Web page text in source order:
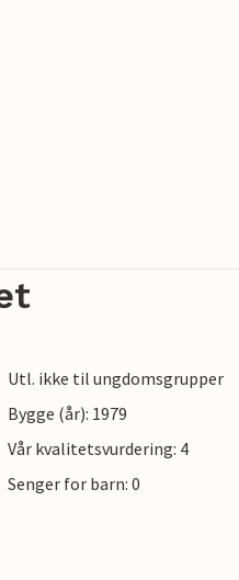
Utl. ikke til ungdomsgrupper
Bygge (år): 1979
Vår kvalitetsvurdering: 4
Senger for barn: 0